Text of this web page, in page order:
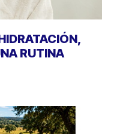
RUTINA